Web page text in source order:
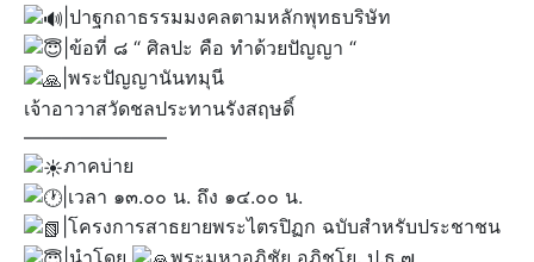
|ปาฐกถาธรรมมงคลตามหลักพุทธบริษัท
|ข้อที่ ๘ “ ศิลปะ คือ ทำด้วยปัญญา “
|พระปัญญานันทมุนี
เจ้าอาวาสวัดชลประทานรังสฤษดิ์
———————–
ภาคบ่าย
|เวลา ๑๓.๐๐ น. ถึง ๑๔.๐๐ น.
|โครงการสาธยายพระไตรปิฏก ฉบับสำหรับประชาชน
|นำโดย
พระมหาอภิชัย อภิชโย, ป.ธ.๗